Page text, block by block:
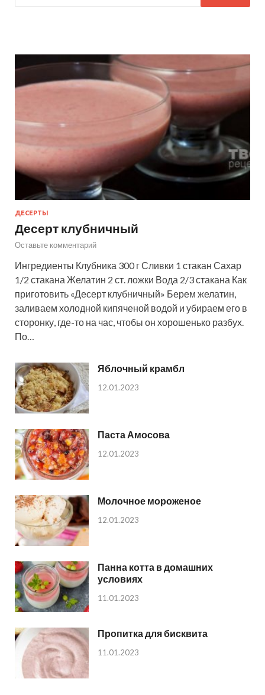
ДЕСЕРТЫ
Десерт клубничный
Оставьте комментарий
Ингредиенты Клубника 300 г Сливки 1 стакан Сахар
1/2 стакана Желатин 2 ст. ложки Вода 2/3 стакана Как
приготовить «Десерт клубничный» Берем желатин,
заливаем холодной кипяченой водой и убираем его в
сторонку, где-то на час, чтобы он хорошенько разбух.
По…
Яблочный крамбл
12.01.2023
Паста Амосова
12.01.2023
Молочное мороженое
12.01.2023
Панна котта в домашних
условиях
11.01.2023
Пропитка для бисквита
11.01.2023